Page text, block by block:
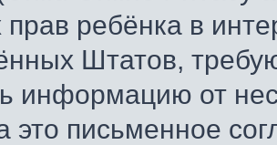
прав ребёнка в
Штатов,
информацию от
это письменное